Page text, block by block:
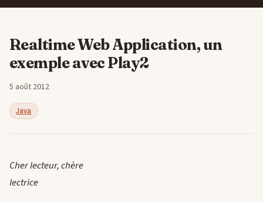
Realtime Web Application, un
exemple avec Play2
5 août 2012
Java
Cher lecteur, chère
lectrice